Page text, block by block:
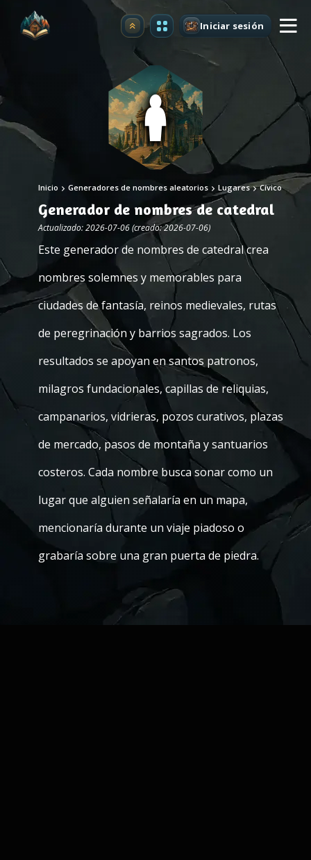
Mejorar Iniciar sesión
Inicio Generadores de nombres aleatorios Lugares Cívico
Generador de nombres de catedral
Actualizado: 2026-07-06 (creado: 2026-07-06)
Este generador de nombres de catedral crea
nombres solemnes y memorables para
ciudades de fantasía, reinos medievales, rutas
de peregrinación y barrios sagrados. Los
resultados se apoyan en santos patronos,
milagros fundacionales, capillas de reliquias,
campanarios, vidrieras, pozos curativos, plazas
de mercado, pasos de montaña y santuarios
costeros. Cada nombre busca sonar como un
lugar que alguien señalaría en un mapa,
mencionaría durante un viaje piadoso o
grabaría sobre una gran puerta de piedra.